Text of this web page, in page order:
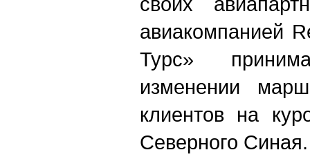
авиакомпанией
Турс»
изменении
клиентов на
Северного Синая.